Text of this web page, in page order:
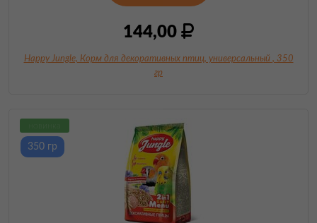
144,00
Happy Jungle, Корм для декоративных птиц, универсальный , 350
гр
350 гр